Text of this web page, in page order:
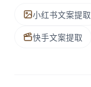
小红书文案提取
快手文案提取